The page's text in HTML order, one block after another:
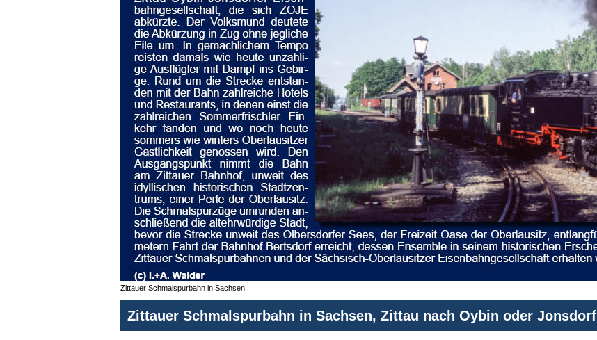
Zittauer Schmalspurbahn in Sachsen
Zittauer Schmalspurbahn in Sachsen, Zittau nach Oybin oder Jonsdorf